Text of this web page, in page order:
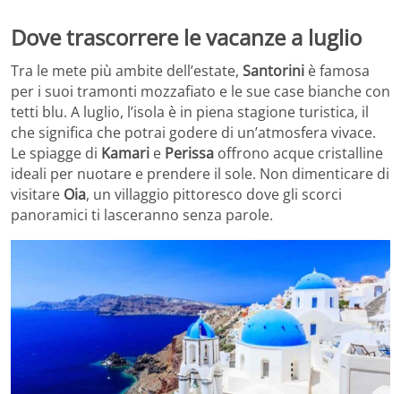
Dove trascorrere le vacanze a luglio
Tra le mete più ambite dell’estate, Santorini è famosa
per i suoi tramonti mozzafiato e le sue case bianche con
tetti blu. A luglio, l’isola è in piena stagione turistica, il
che significa che potrai godere di un’atmosfera vivace.
Le spiagge di Kamari e Perissa offrono acque cristalline
ideali per nuotare e prendere il sole. Non dimenticare di
visitare Oia, un villaggio pittoresco dove gli scorci
panoramici ti lasceranno senza parole.